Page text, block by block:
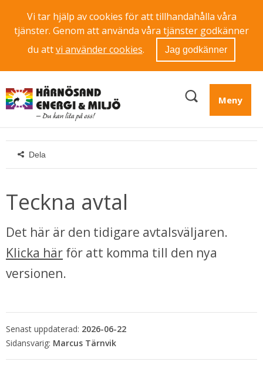
Vi tar hjälp av cookies för att tillhandahålla våra
tjänster. Genom att använda våra tjänster godkänner
du attvi använder cookies. Jag godkänner
Meny
Dela
Teckna avtal
Klicka här för att komma till den nya
versionen.
Senast uppdaterad: 2026-06-22
Marcus Tärnvik